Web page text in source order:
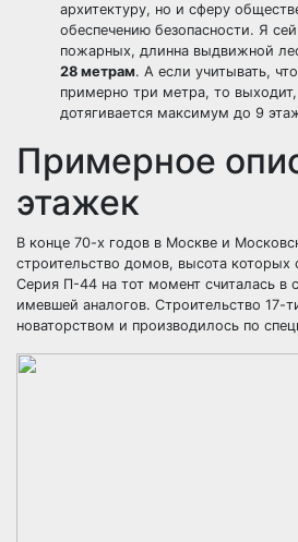
архитектуру, но и сферу
обеспечению безопасности. Я
пожарных, длинна выдвижной
28 метрам. А если учитывать,
примерно три метра, то выходит,
дотягивается максимум до 9
Примерное
этажек
В конце 70-х годов в Москве и
строительство домов, высота которых
Серия П-44 на тот момент считалась в
имевшей аналогов. Строительство 17-
новаторством и производилось по